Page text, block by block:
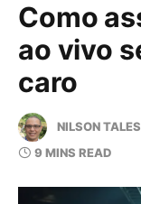
Como
ao vivo
caro
NILSON
9 MINS READ